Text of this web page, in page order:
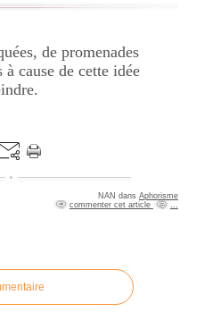
de promenades
à cause de cette idée
NAN dans Aphorisme
commenter cet article